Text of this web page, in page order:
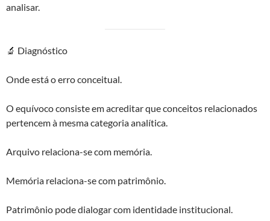
analisar.
🔬 Diagnóstico
Onde está o erro conceitual.
O equívoco consiste em acreditar que conceitos relacionados
pertencem à mesma categoria analítica.
Arquivo relaciona-se com memória.
Memória relaciona-se com patrimônio.
Patrimônio pode dialogar com identidade institucional.